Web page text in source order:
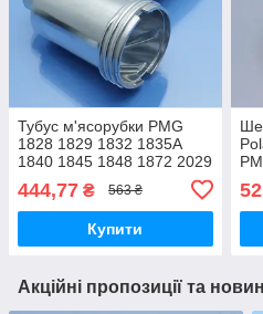
Тубус м'ясорубки PMG
1828 1829 1832 1835A
1840 1845 1848 1872 2029
444,77 ₴ 563 ₴
Купити
Акційні пропозиції та